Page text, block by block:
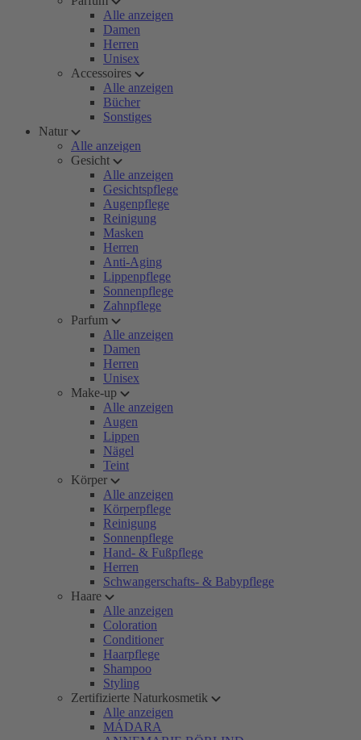
Alle anzeigen
Damen
Herren
Unisex
Accessoires
Alle anzeigen
Bücher
Sonstiges
Natur
Alle anzeigen
Gesicht
Alle anzeigen
Gesichtspflege
Augenpflege
Reinigung
Masken
Herren
Anti-Aging
Lippenpflege
Sonnenpflege
Zahnpflege
Parfum
Alle anzeigen
Damen
Herren
Unisex
Make-up
Alle anzeigen
Augen
Lippen
Nägel
Teint
Körper
Alle anzeigen
Körperpflege
Reinigung
Sonnenpflege
Hand- & Fußpflege
Herren
Schwangerschafts- & Babypflege
Haare
Alle anzeigen
Coloration
Conditioner
Haarpflege
Shampoo
Styling
Zertifizierte Naturkosmetik
Alle anzeigen
MÁDARA